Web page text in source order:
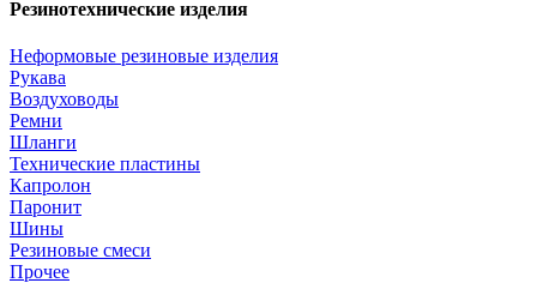
Резинотехнические изделия
Неформовые резиновые изделия
Рукава
Воздуховоды
Ремни
Шланги
Технические пластины
Капролон
Паронит
Шины
Резиновые смеси
Прочее